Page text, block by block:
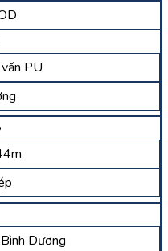
PU
Dương